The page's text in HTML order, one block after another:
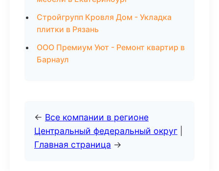
Стройгрупп Кровля Дом - Укладка
плитки в Рязань
ООО Премиум Уют - Ремонт квартир в
Барнаул
← Все компании в регионе
Центральный федеральный округ
Главная страница →